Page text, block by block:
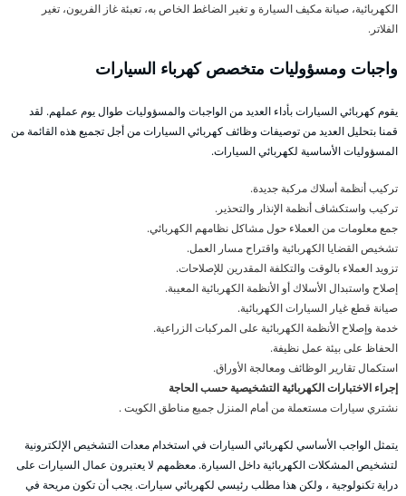
الكهربائية، صيانة مكيف السيارة و تغير الضاغط الخاص به، تعبئة غاز الفريون، تغير
الفلاتر.
واجبات ومسؤوليات متخصص كهرباء السيارات
يقوم كهربائي السيارات بأداء العديد من الواجبات والمسؤوليات طوال يوم عملهم. لقد
قمنا بتحليل العديد من توصيفات وظائف كهربائي السيارات من أجل تجميع هذه القائمة من
المسؤوليات الأساسية لكهربائي السيارات.
تركيب أنظمة أسلاك مركبة جديدة.
تركيب واستكشاف أنظمة الإنذار والتحذير.
جمع معلومات من العملاء حول مشاكل نظامهم الكهربائي.
تشخيص القضايا الكهربائية واقتراح مسار العمل.
تزويد العملاء بالوقت والتكلفة المقدرين للإصلاحات.
إصلاح واستبدال الأسلاك أو الأنظمة الكهربائية المعيبة.
صيانة قطع غيار السيارات الكهربائية.
خدمة وإصلاح الأنظمة الكهربائية على المركبات الزراعية.
الحفاظ على بيئة عمل نظيفة.
استكمال تقارير الوظائف ومعالجة الأوراق.
إجراء الاختبارات الكهربائية التشخيصية حسب الحاجة
نشتري سيارات مستعملة من أمام المنزل جميع مناطق الكويت .
يتمثل الواجب الأساسي لكهربائي السيارات في استخدام معدات التشخيص الإلكترونية
لتشخيص المشكلات الكهربائية داخل السيارة. معظمهم لا يعتبرون عمال السيارات على
دراية تكنولوجية ، ولكن هذا مطلب رئيسي لكهربائي سيارات. يجب أن تكون مريحة في